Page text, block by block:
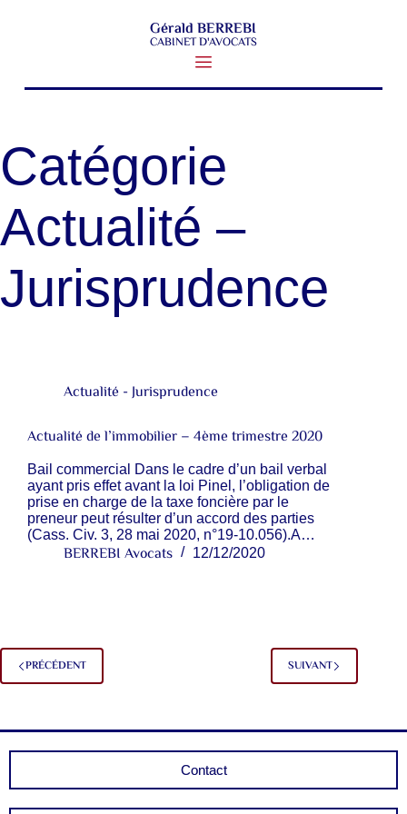
Gérald BERREBI
CABINET D'AVOCATS
Catégorie
Actualité –
Jurisprudence
Actualité - Jurisprudence
Actualité de l’immobilier – 4ème trimestre 2020
Bail commercial Dans le cadre d’un bail verbal
ayant pris effet avant la loi Pinel, l’obligation de
prise en charge de la taxe foncière par le
preneur peut résulter d’un accord des parties
(Cass. Civ. 3, 28 mai 2020, n°19-10.056).A…
BERREBI Avocats 12/12/2020
PRÉCÉDENT SUIVANT
Contact